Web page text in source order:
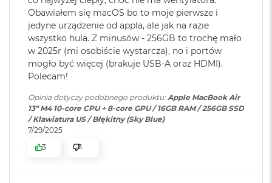
o
k
A
i
r
P
ł
n
o
c
Workspace, pędzą w macOS jak nigdy
KTO KOCHA IPHONE’A, POKOCHA I MACA– Mac świetnie
dogaduje się z każdym urządzeniem Apple. Razem potrafią
zdziałać cuda. Możesz skopiować coś na iPhonie i wkleić to
na Macu. Albo odebrać na Macu połączenie FaceTime i
Model karty
graficznej:
Apple M4 (10-rdzeniowy GPU)
Rodzaje wejść /
MagSafe 3
Obawiałem się macOS bo to moje pierwsze i
jedyne urządzenie od appla, ale jak na razie
wszystko hula. Z minusów - 256GB to trochę mało
w 2025r (mi osobiście wystarcza), no i portów
mogło być więcej (brakuje USB-A oraz HDMI).
Polecam!
Opinia dotyczy podobnego produktu:Apple MacBook Air
13" M4 10-core CPU + 8-core GPU / 16GB RAM / 256GB SSD
/ Klawiatura US / Błękitny (Sky Blue)
7/29/2025
3
1